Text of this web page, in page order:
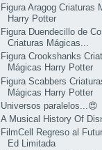
Figura Aragog Criaturas
Harry Potter
Figura Duendecillo de
Criaturas Mágicas...
Figura Crookshanks
Mágicas Harry Potter
Figura Scabbers
Mágicas Harry Potter
Universos paralelos...😍
A Musical History Of
FilmCell Regreso al
Ed Limitada